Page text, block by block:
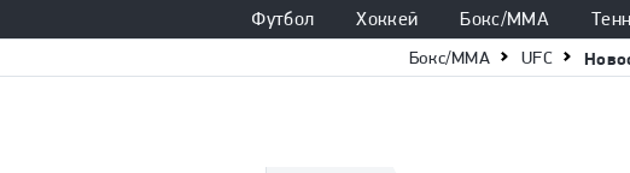
Футбол Хоккей Бокс/ММА
Бокс/ММА UFC